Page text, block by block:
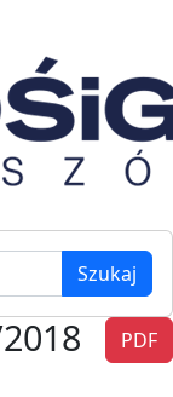
Szukaj
PDF